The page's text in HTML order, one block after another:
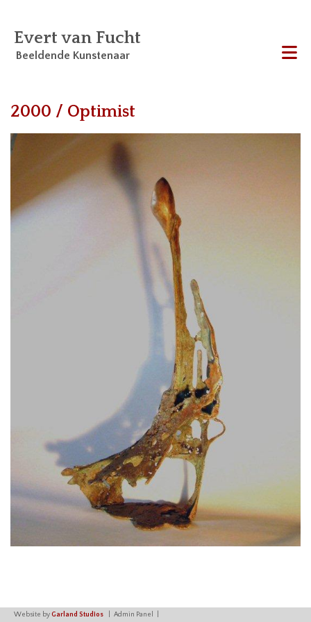
Evert van Fucht
Beeldende Kunstenaar
2000 / Optimist
Website byGarland Studios Admin Panel